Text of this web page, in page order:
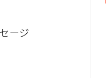
ージ